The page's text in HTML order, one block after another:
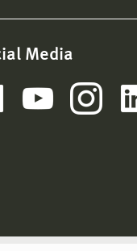
Media